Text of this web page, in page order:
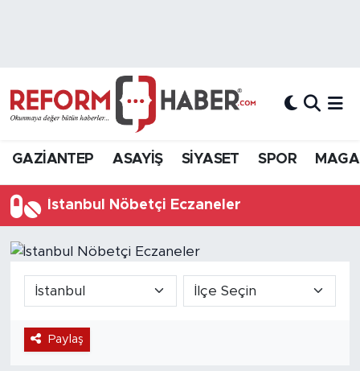
GAZİANTEP ASAYİŞ SİYASET SPOR
İstanbul Nöbetçi Eczaneler
Paylaş
Hava Durumu
Süper Lig Puan Durumu ve Fikstür
Tüm Manşetler
Haber Arşivi